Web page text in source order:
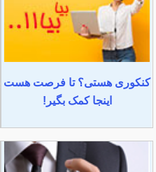
کنکوری هستی؟ تا فرصت هست
اینجا کمک بگیر!